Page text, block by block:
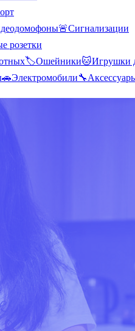
🚨Сигнализации
розетки
🏷️Ошейники🐱Игрушки
🚗Электромобили🔧